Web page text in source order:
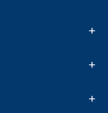
+
+
+